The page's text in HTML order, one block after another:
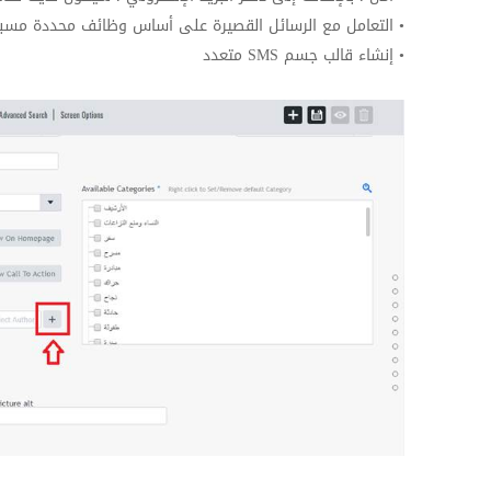
• التعامل مع الرسائل القصيرة على أساس وظائف محددة
• إنشاء قالب جسم SMS متعدد